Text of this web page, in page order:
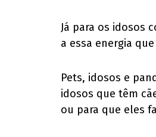
Já para os idosos
a essa energia
Pets, idosos e
idosos que têm
ou para que eles